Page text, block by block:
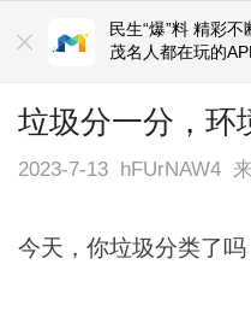
民生“爆”料 精彩不
茂名人都在玩的
垃圾分一分，环
2023-7-13 hFUrNAW4
今天，你垃圾分类了吗